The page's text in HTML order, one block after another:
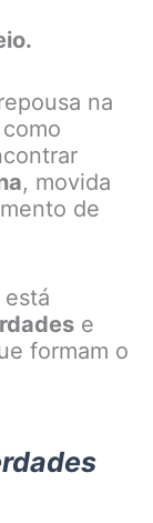
na
, movida
de
e
formam o